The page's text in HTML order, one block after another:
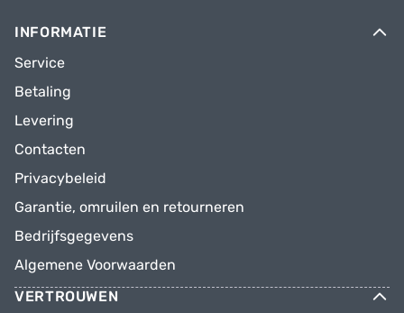
INFORMATIE
Service
Betaling
Levering
Contacten
Privacybeleid
Garantie, omruilen en retourneren
Bedrijfsgegevens
Algemene Voorwaarden
VERTROUWEN